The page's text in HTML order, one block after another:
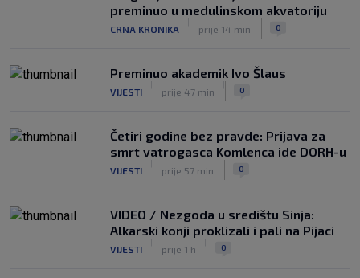
preminuo u medulinskom akvatoriju
CRNA KRONIKA prije 14 min 0
Preminuo akademik Ivo Šlaus
VIJESTI prije 47 min 0
Četiri godine bez pravde: Prijava za
smrt vatrogasca Komlenca ide DORH-u
VIJESTI prije 57 min 0
VIDEO / Nezgoda u središtu Sinja:
Alkarski konji proklizali i pali na Pijaci
VIJESTI prije 1 h 0